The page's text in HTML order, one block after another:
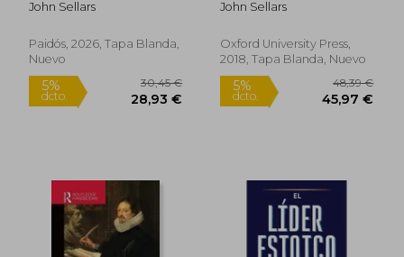
5%
dcto.
5%
dcto.
John Sellars
Paidós, 2026, Tapa Blanda,
Nuevo
John Sellars
Oxford University Press,
2018, Tapa Blanda, Nuevo